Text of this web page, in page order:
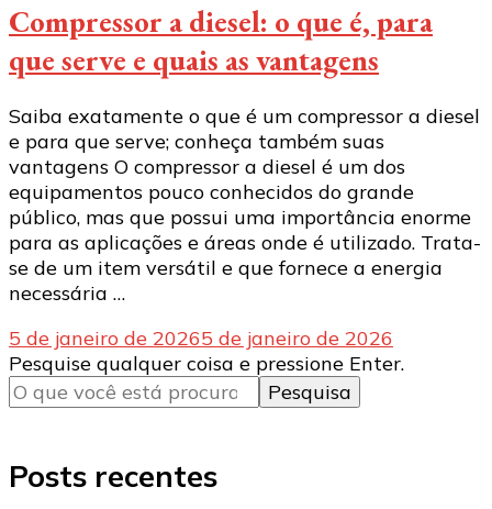
Compressor a diesel: o que é, para
que serve e quais as vantagens
Saiba exatamente o que é um compressor a diesel
e para que serve; conheça também suas
vantagens O compressor a diesel é um dos
equipamentos pouco conhecidos do grande
público, mas que possui uma importância enorme
para as aplicações e áreas onde é utilizado. Trata-
se de um item versátil e que fornece a energia
necessária …
5 de janeiro de 20265 de janeiro de 2026
Procurando
algo?
Pesquise qualquer coisa e pressione Enter.
Posts recentes